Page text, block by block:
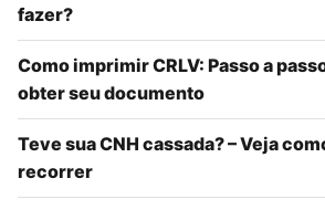
fazer?
Como imprimir CRLV: Passo a
obter seu documento
Teve sua CNH cassada? – Veja
recorrer